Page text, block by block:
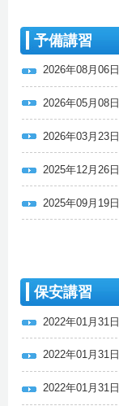
予備講習
2026年08月06日
2026年05月08日
2026年03月23日
2025年12月26日
2025年09月19日
保安講習
2022年01月31日
2022年01月31日
2022年01月31日